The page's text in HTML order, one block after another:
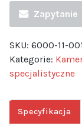
Zapytanie
SKU: 6000-11-001
Kategorie:
specjalistyczne
Specyfikacja